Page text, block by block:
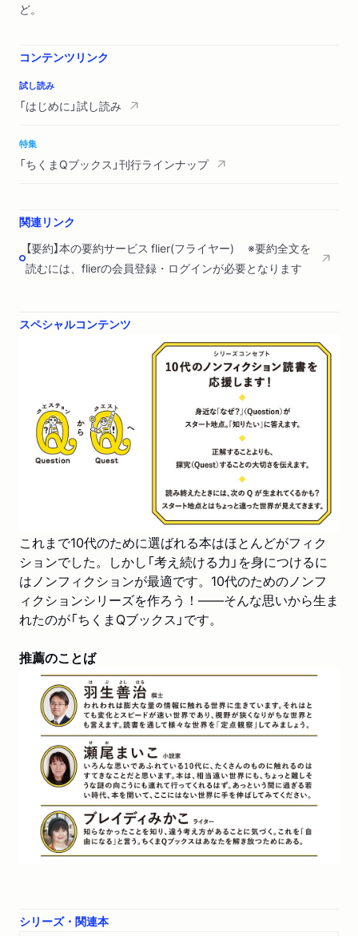
ど。
コンテンツリンク
試し読み
「はじめに」試し読み
特集
「ちくまQブックス」刊行ラインナップ
関連リンク
【要約】本の要約サービス flier(フライヤー) ※要約全文を
読むには、flierの会員登録・ログインが必要となります
スペシャルコンテンツ
これまで10代のために選ばれる本はほとんどがフィク
ションでした。しかし「考え続ける力」を身につけるに
はノンフィクションが最適です。10代のためのノンフ
ィクションシリーズを作ろう！――そんな思いから生ま
れたのが「ちくまQブックス」です。
推薦のことば
シリーズ・関連本